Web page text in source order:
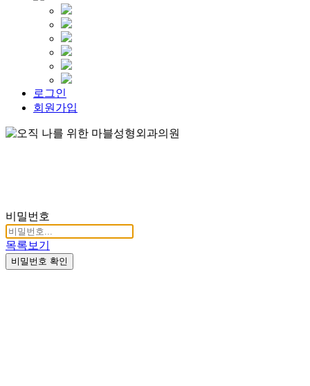
로그인
회원가입
비밀번호
목록보기
비밀번호 확인